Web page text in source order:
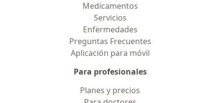
Medicamentos
Servicios
Enfermedades
Preguntas Frecuentes
Aplicación para móvil
Para profesionales
Planes y precios